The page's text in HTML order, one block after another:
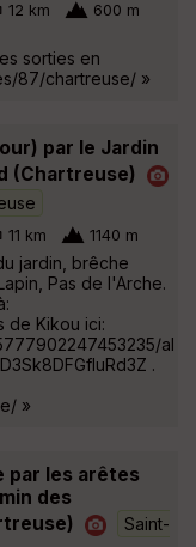
12 km 600 m
sorties en
87/chartreuse/ »
par le Jardin
(Chartreuse)
11 km 1140 m
jardin, brêche
Pas de l'Arche.
de Kikou ici:
al
.
»
par les arêtes
des
Saint-